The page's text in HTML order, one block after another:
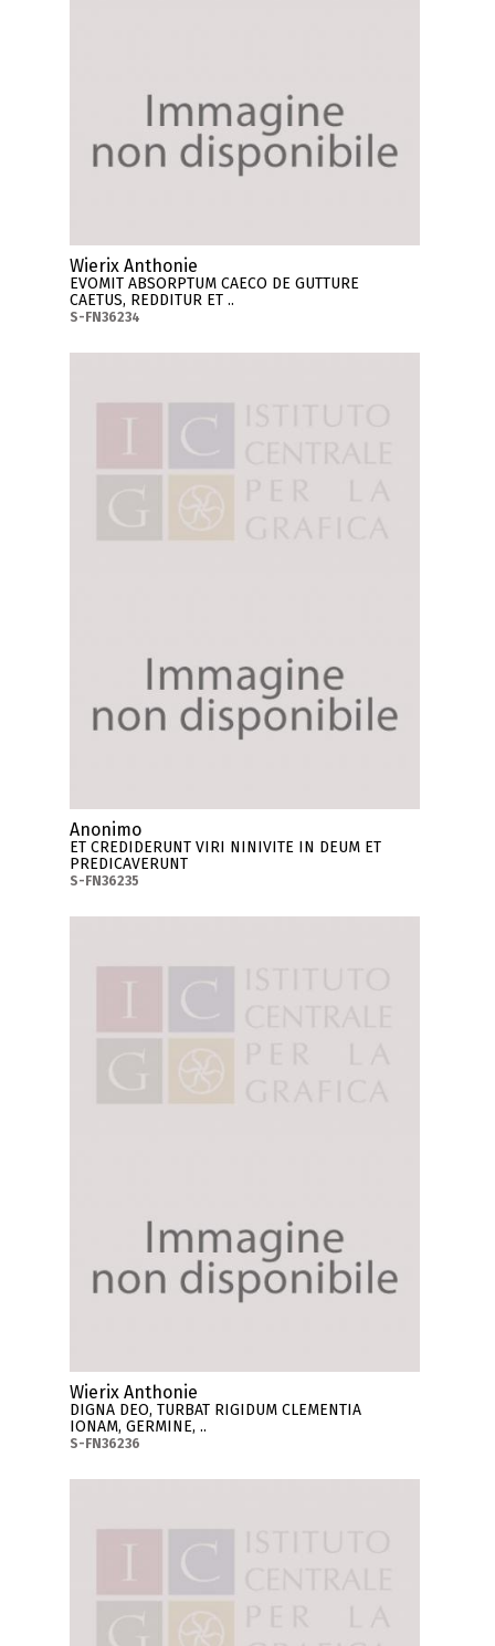
Wierix Anthonie
EVOMIT ABSORPTUM CAECO DE GUTTURE
CAETUS, REDDITUR ET ..
S-FN36234
Anonimo
ET CREDIDERUNT VIRI NINIVITE IN DEUM ET
PREDICAVERUNT
S-FN36235
Wierix Anthonie
DIGNA DEO, TURBAT RIGIDUM CLEMENTIA
IONAM, GERMINE, ..
S-FN36236